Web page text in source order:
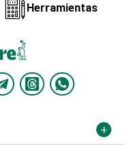
Herramientas